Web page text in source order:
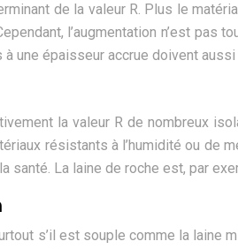
de la valeur R. Plus le
l’augmentation n’est pas
une épaisseur accrue doivent
la valeur R de nombreux
résistants à l’humidité ou de
santé. La laine de roche est, par
s’il est souple comme la laine